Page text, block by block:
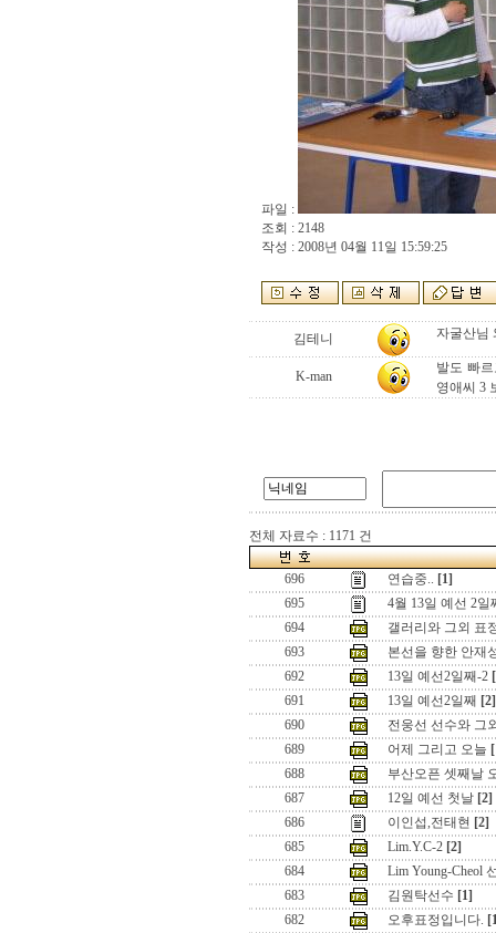
파일 :
조회 : 2148
작성 : 2008년 04월 11일 15:59:25
김테니 자굴산님
K-man
발도 빠
영애씨 3
전체 자료수 : 1171 건
696 연습중.. [1]
695
4월 13일 예선 2일
694
갤러리와 그외 표
693
본선을 향한 안재
692
13일 예선2일째-2
691
13일 예선2일째 [2]
690
전웅선 선수와 그
689
어제 그리고 오늘
688
부산오픈 셋째날
687
12일 예선 첫날 [2]
686
이인섭,전태현 [2]
685
Lim.Y.C-2 [2]
684
Lim Young-Cheol
683
김원탁선수 [1]
682
오후표정입니다.